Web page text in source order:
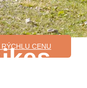
CENU